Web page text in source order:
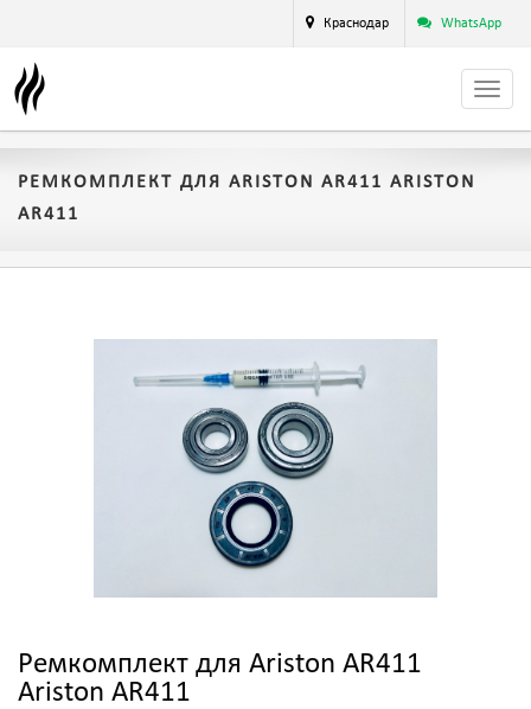
Краснодар WhatsApp
РЕМКОМПЛЕКТ ДЛЯ ARISTON AR411 ARISTON
AR411
Ремкомплект для Ariston AR411
Ariston AR411